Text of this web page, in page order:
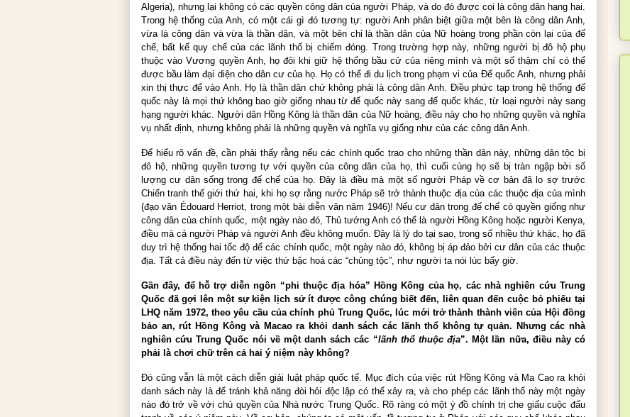
Algeria), nhưng lại không có các quyền công dân của người Pháp, và do đó được coi là công dân hạng hai.
Trong hệ thống của Anh, có một cái gì đó tương tự: người Anh phân biệt giữa một bên là công dân Anh,
vừa là công dân và vừa là thần dân, và một bên chỉ là thần dân của Nữ hoàng trong phần còn lại của đế
chế, bất kể quy chế của các lãnh thổ bị chiếm đóng. Trong trường hợp này, những người bị đô hộ phụ
thuộc vào Vương quyền Anh, họ đôi khi giữ hệ thống bầu cử của riêng mình và một số thậm chí có thể
được bầu làm đại diện cho dân cư của họ. Họ có thể đi du lịch trong phạm vi của Đế quốc Anh, nhưng phải
xin thị thực để vào Anh. Họ là thần dân chứ không phải là công dân Anh. Điều phức tạp trong hệ thống đế
quốc này là mọi thứ không bao giờ giống nhau từ đế quốc này sang đế quốc khác, từ loại người này sang
hạng người khác. Người dân Hồng Kông là thần dân của Nữ hoàng, điều này cho họ những quyền và nghĩa
vụ nhất định, nhưng không phải là những quyền và nghĩa vụ giống như của các công dân Anh.
Để hiểu rõ vấn đề, cần phải thấy rằng nếu các chính quốc trao cho những thần dân này, những dân tộc bị
đô hộ, những quyền tương tự với quyền của công dân của họ, thì cuối cùng họ sẽ bị tràn ngập bởi số
lượng cư dân sống trong đế chế của họ. Đây là điều mà một số người Pháp về cơ bản đã lo sợ trước
Chiến tranh thế giới thứ hai, khi họ sợ rằng nước Pháp sẽ trở thành thuộc địa của các thuộc địa của mình
(đạo văn Édouard Herriot, trong một bài diễn văn năm 1946)! Nếu cư dân trong đế chế có quyền giống như
công dân của chính quốc, một ngày nào đó, Thủ tướng Anh có thể là người Hồng Kông hoặc người Kenya,
điều mà cả người Pháp và người Anh đều không muốn. Đây là lý do tại sao, trong số nhiều thứ khác, họ đã
duy trì hệ thống hai tốc độ để các chính quốc, một ngày nào đó, không bị áp đảo bởi cư dân của các thuộc
địa. Tất cả điều này đến từ việc thứ bậc hoá các “chủng tộc”, như người ta nói lúc bấy giờ.
Gần đây, để hỗ trợ diễn ngôn “phi thuộc địa hóa” Hồng Kông của họ, các nhà nghiên cứu Trung
Quốc đã gợi lên một sự kiện lịch sử ít được công chúng biết đến, liên quan đến cuộc bỏ phiếu tại
LHQ năm 1972, theo yêu cầu của chính phủ Trung Quốc, lúc mới trở thành thành viên của Hội đồng
bảo an, rút Hồng Kông và Macao ra khỏi danh sách các lãnh thổ không tự quản. Nhưng các nhà
nghiên cứu Trung Quốc nói về một danh sách các “lãnh thổ thuộc địa”. Một lần nữa, điều này có
phải là chơi chữ trên cả hai ý niệm này không?
Đó cũng vẫn là một cách diễn giải luật pháp quốc tế. Mục đích của việc rút Hồng Kông và Ma Cao ra khỏi
danh sách này là để tránh khả năng đòi hỏi độc lập có thể xảy ra, và cho phép các lãnh thổ này một ngày
nào đó trở về với chủ quyền của Nhà nước Trung Quốc. Rõ ràng có một ý đồ chính trị che giấu cuộc đấu